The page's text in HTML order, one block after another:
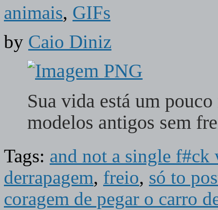
animais, GIFs
by Caio Diniz
Sua vida está um
modelos antigos sem
Tags: and not a single f#ck
derrapagem, freio, só to
coragem de pegar o carro